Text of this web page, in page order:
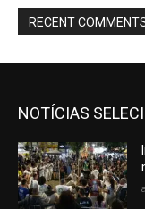
RECENT
NOTÍCIAS